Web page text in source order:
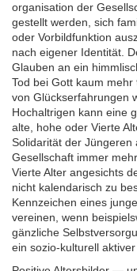
organisation der
gestellt werden, sich
oder Vorbild­funktion
nach eigener Identität.
Glauben an ein
Tod bei Gott kaum
von Glücks­erfahrungen
Hoch­altrigen kann eine
alte, hohe oder Vierte
Solidarität der Jüngeren
Gesellschaft immer
Vierte Alter angesichts
nicht kalendarisch zu
Kennzeichen eines
vereinen, wenn
gänzliche
ein sozio-kulturell